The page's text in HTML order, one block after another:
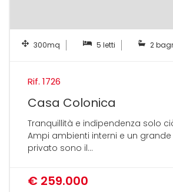
300mq 5 letti 2
Rif. 1726
Casa Colonica
Tranquillità e indipendenza solo
Ampi ambienti interni e un
privato sono il...
€ 259.000